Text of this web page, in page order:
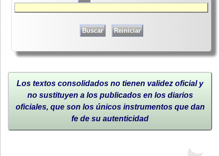
Los textos consolidados no tienen validez oficial y
no sustituyen a los publicados en los diarios
oficiales, que son los únicos instrumentos que dan
fe de su autenticidad